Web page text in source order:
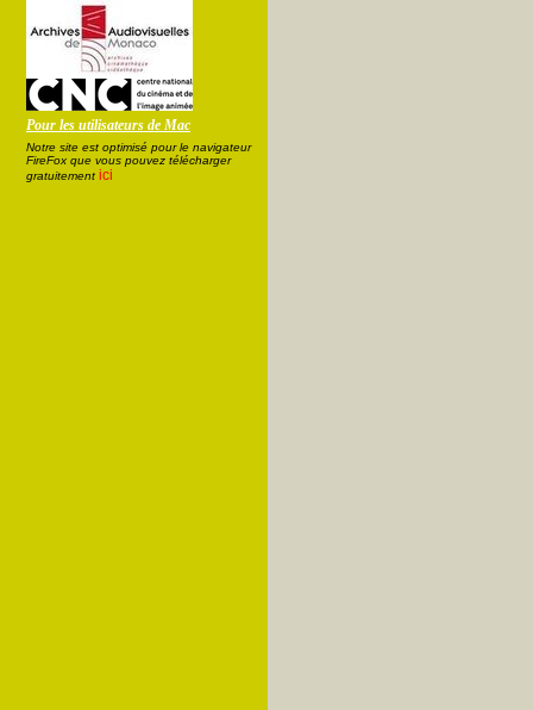
Pour les utilisateurs de Mac
Notre site est optimisé pour le navigateur
FireFox que vous pouvez télécharger
gratuitement ici